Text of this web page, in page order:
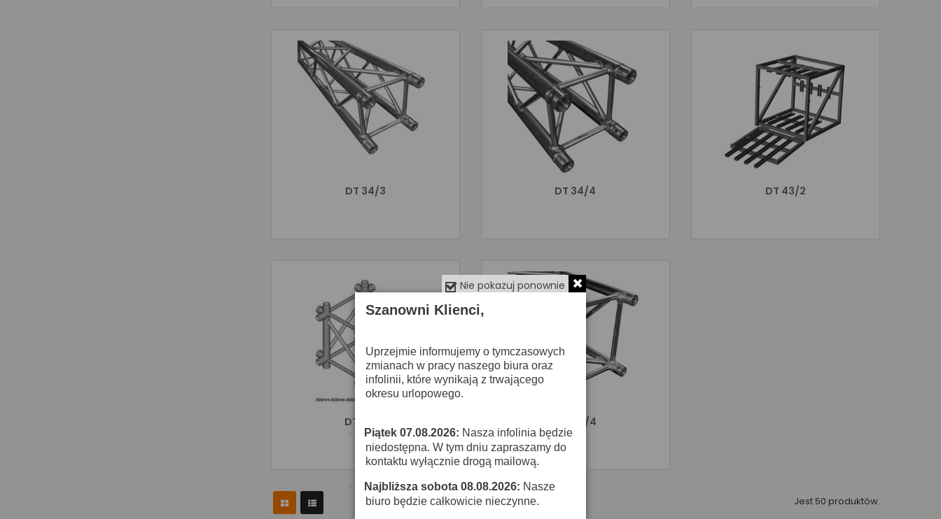
DT 34/3 DT 34/4 DT 43/2
DT 44/2 DT 44/4
Jest 50 produktów.
Nie pokazuj ponownie
Szanowni Klienci,
Uprzejmie informujemy o tymczasowych
zmianach w pracy naszego biura oraz
infolinii, które wynikają z trwającego
okresu urlopowego.
· Piątek 07.08.2026: Nasza infolinia będzie
niedostępna. W tym dniu zapraszamy do
kontaktu wyłącznie drogą mailową.
· Najbliższa sobota 08.08.2026: Nasze
biuro będzie całkowicie nieczynne.